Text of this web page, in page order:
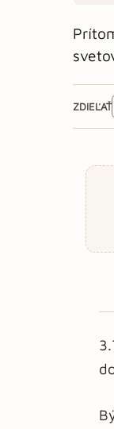
ZDIEĽAŤ